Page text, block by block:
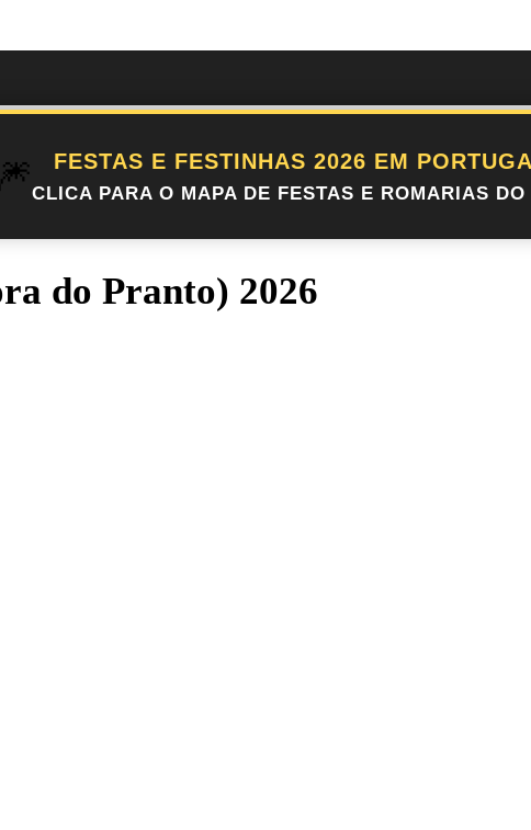
🎆 FESTAS E FESTINHAS 2026 EM
CLICA PARA O MAPA DE FESTAS E ROMARIAS DO
do Pranto) 2026